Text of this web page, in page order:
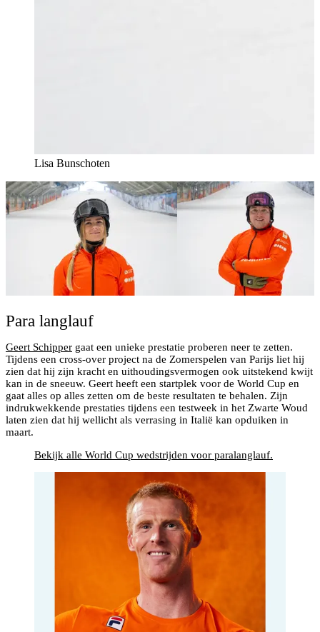
Lisa Bunschoten
Para langlauf
Geert Schipper gaat een unieke prestatie proberen neer te zetten.
Tijdens een cross-over project na de Zomerspelen van Parijs liet hij
zien dat hij zijn kracht en uithoudingsvermogen ook uitstekend kwijt
kan in de sneeuw. Geert heeft een startplek voor de World Cup en
gaat alles op alles zetten om de beste resultaten te behalen. Zijn
indrukwekkende prestaties tijdens een testweek in het Zwarte Woud
laten zien dat hij wellicht als verrasing in Italië kan opduiken in
maart.
Bekijk alle World Cup wedstrijden voor paralanglauf.